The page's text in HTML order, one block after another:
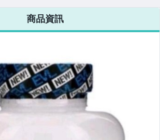
無不及 一氧化氮
瓜胺酸 丙胺酸
牛璜酸 訓練前調
味肌酸 PRE 30
MUSCLETECH
製造Six Star睪
酮促進劑 60顆
現貨免久等
商品資訊